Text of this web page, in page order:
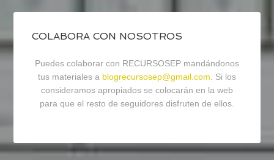
COLABORA CON NOSOTROS
Puedes colaborar con RECURSOSEP mandándonos
tus materiales a blogrecursosep@gmail.com. Si los
consideramos apropiados se colocarán en la web
para que el resto de seguidores disfruten de ellos.